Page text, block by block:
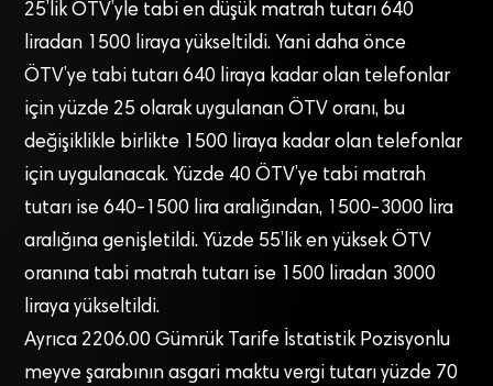
25’lik ÖTV’yle tabi en düşük matrah tutarı 640
liradan 1500 liraya yükseltildi. Yani daha önce
ÖTV’ye tabi tutarı 640 liraya kadar olan telefonlar
için yüzde 25 olarak uygulanan ÖTV oranı, bu
değişiklikle birlikte 1500 liraya kadar olan telefonlar
için uygulanacak. Yüzde 40 ÖTV’ye tabi matrah
tutarı ise 640-1500 lira aralığından, 1500-3000 lira
aralığına genişletildi. Yüzde 55’lik en yüksek ÖTV
oranına tabi matrah tutarı ise 1500 liradan 3000
liraya yükseltildi.
Ayrıca 2206.00 Gümrük Tarife İstatistik Pozisyonlu
meyve şarabının asgari maktu vergi tutarı yüzde 70